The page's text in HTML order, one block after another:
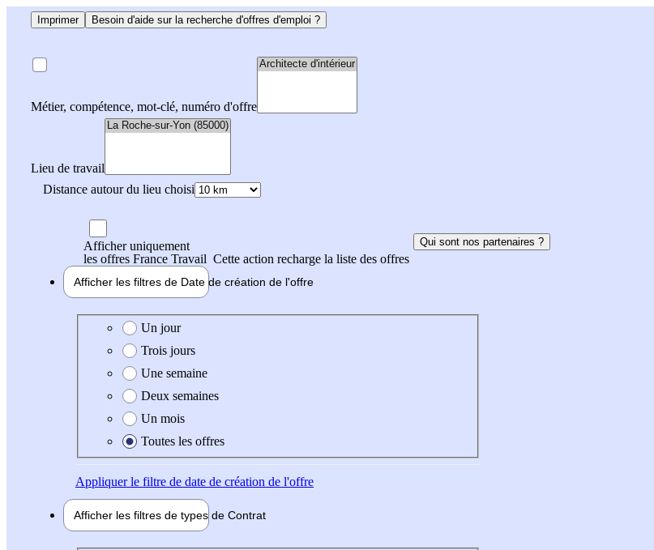
Imprimer Besoin d'aide sur la recherche d'offres d'emploi ?
Métier, compétence, mot-clé, numéro d'offre
Lieu de travail
Distance autour du lieu choisi
Afficher uniquement
les offres France Travail Cette action recharge la liste des offres
Qui sont nos partenaires ?
Afficher les filtres de Date de création de l'offre
Date de création de l'offre
Un jour
Trois jours
Une semaine
Deux semaines
Un mois
Toutes les offres
Appliquerle filtre de date de création de l'offre
Afficher les filtres de types de Contrat